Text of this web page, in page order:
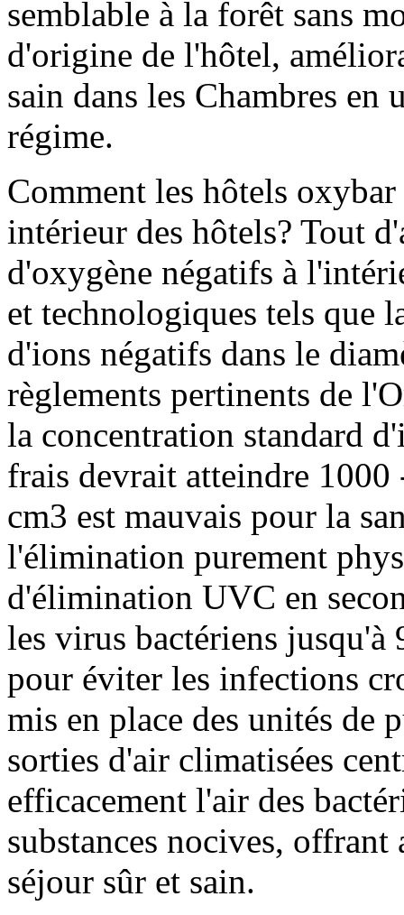
semblable à la forêt sans
d'origine de l'hôtel,
sain dans les Chambres
régime.
Comment les hôtels
intérieur des hôtels? Tout
d'oxygène négatifs à
et technologiques tels que
d'ions négatifs dans le
règlements pertinents de
la concentration standard
frais devrait atteindre
cm3 est mauvais pour la
l'élimination purement
d'élimination UVC en
les virus bactériens jusqu'à
pour éviter les infections
mis en place des unités de
sorties d'air climatisées
efficacement l'air des
substances nocives,
séjour sûr et sain.